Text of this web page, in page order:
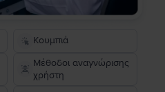
Κουμπιά
Μέθοδοι αναγνώρισης
χρήστη